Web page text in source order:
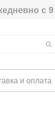
с
и оплата